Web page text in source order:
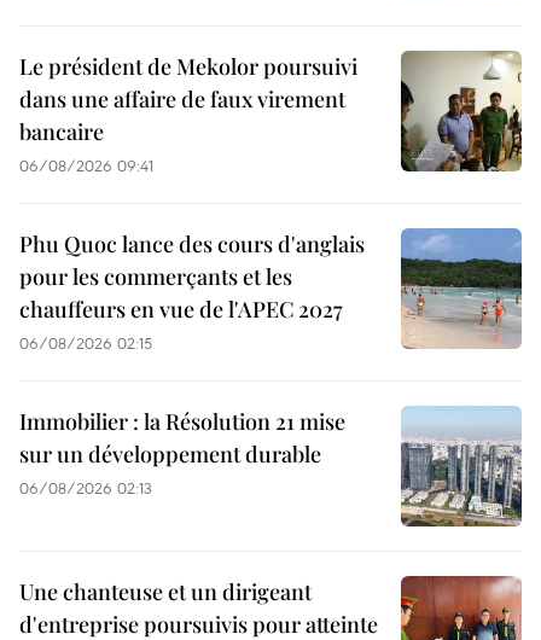
Le président de Mekolor poursuivi
dans une affaire de faux virement
bancaire
06/08/2026 09:41
Phu Quoc lance des cours d'anglais
pour les commerçants et les
chauffeurs en vue de l'APEC 2027
06/08/2026 02:15
Immobilier : la Résolution 21 mise
sur un développement durable
06/08/2026 02:13
Une chanteuse et un dirigeant
d'entreprise poursuivis pour atteinte